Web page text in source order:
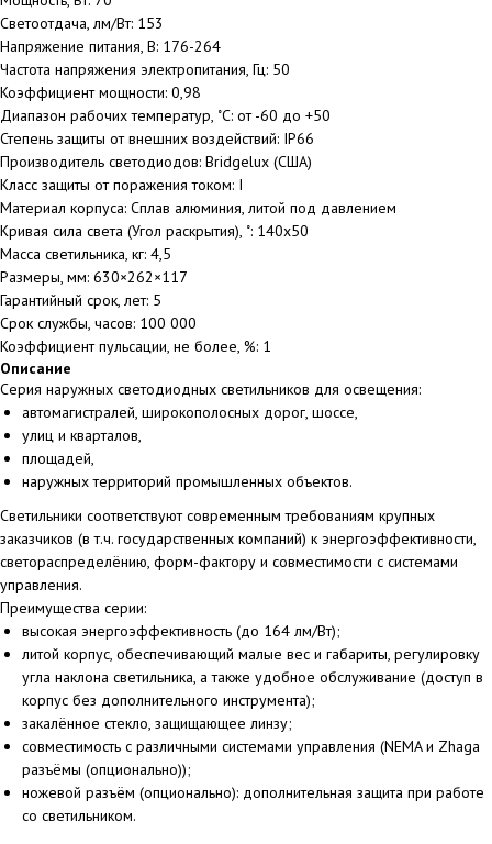
Светоотдача, лм/Вт: 153
Напряжение питания, В: 176-264
Частота напряжения электропитания, Гц: 50
Коэффициент мощности: 0,98
Диапазон рабочих температур, ˚С: от -60 до +50
Степень защиты от внешних воздействий: IP66
Производитель светодиодов: Bridgelux (США)
Класс защиты от поражения током: I
Материал корпуса: Сплав алюминия, литой под давлением
Кривая сила света (Угол раскрытия), ˚: 140x50
Масса светильника, кг: 4,5
Размеры, мм: 630×262×117
Гарантийный срок, лет: 5
Срок службы, часов: 100 000
Коэффициент пульсации, не более, %: 1
Описание
Серия наружных светодиодных светильников для освещения:
автомагистралей, широкополосных дорог, шоссе,
улиц и кварталов,
площадей,
наружных территорий промышленных объектов.
Светильники соответствуют современным требованиям крупных
заказчиков (в т.ч. государственных компаний) к энергоэффективности,
светораспределёнию, форм-фактору и совместимости с системами
управления.
Преимущества серии:
высокая энергоэффективность (до 164 лм/Вт);
литой корпус, обеспечивающий малые вес и габариты, регулировку
угла наклона светильника, а также удобное обслуживание (доступ в
корпус без дополнительного инструмента);
закалённое стекло, защищающее линзу;
совместимость с различными системами управления (NEMA и Zhaga
разъёмы (опционально));
ножевой разъём (опционально): дополнительная защита при работе
со светильником.